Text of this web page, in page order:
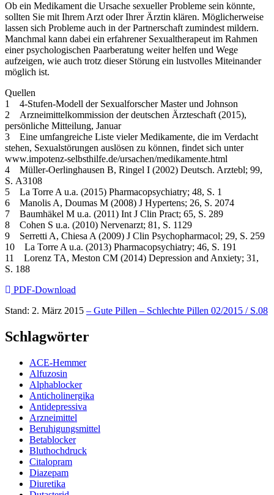
Ob ein Medikament die Ursache sexueller Probleme sein könnte,
sollten Sie mit Ihrem Arzt oder Ihrer Ärztin klären. Möglicherweise
lassen sich Probleme auch in der Partnerschaft zumindest mildern.
Manchmal kann dabei ein erfahrener Sexualtherapeut im Rahmen
einer psychologischen Paarberatung weiter helfen und Wege
aufzeigen, wie auch trotz dieser Störung ein lustvolles ­Miteinander
möglich ist.
Quellen
1 4-Stufen-Modell der Sexualforscher Master und Johnson
2 Arzneimittelkommission der deutschen Ärzteschaft (2015),
persönliche Mitteilung, Januar
3 Eine umfangreiche Liste vieler Medikamente, die im Verdacht
stehen, Sexualstörungen auslösen zu können, findet sich unter
www.impotenz-selbsthilfe.de/ursachen/medikamente.html
4 Müller-Oerlinghausen B, Ringel I (2002) Deutsch. Arztebl; 99,
S. A3108
5 La Torre A u.a. (2015) Pharmacopsychiatry; 48, S. 1
6 Manolis A, Doumas M (2008) J Hypertens; 26, S. 2074
7 Baumhäkel M u.a. (2011) Int J Clin Pract; 65, S. 289
8 Cohen S u.a. (2010) Nervenarzt; 81, S. 1129
9 Serretti A, Chiesa A (2009) J Clin Psychopharmacol; 29, S. 259
10 La Torre A u.a. (2013) Pharmacopsychiatry; 46, S. 191
11 Lorenz TA, Meston CM (2014) Depression and Anxiety; 31,
S. 188
PDF-Download
Stand: 2. März 2015 – Gute Pillen – Schlechte Pillen 02/2015 / S.08
Schlagwörter
ACE-Hemmer
Alfuzosin
Alphablocker
Anticholinergika
Antidepressiva
Arzneimittel
Beruhigungsmittel
Betablocker
Bluthochdruck
Citalopram
Diazepam
Diuretika